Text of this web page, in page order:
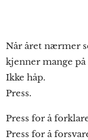
Når året nærmer
kjenner mange
Ikke håp.
Press.
Press for å
Press for å